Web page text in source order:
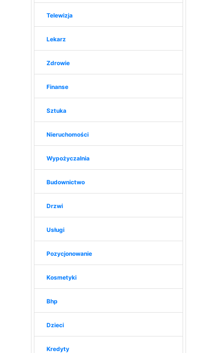
Telewizja
Lekarz
Zdrowie
Finanse
Sztuka
Nieruchomości
Wypożyczalnia
Budownictwo
Drzwi
Usługi
Pozycjonowanie
Kosmetyki
Bhp
Dzieci
Kredyty